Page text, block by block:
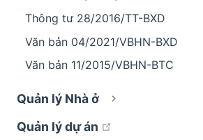
Thông tư 28/2016/TT-BXD
Văn bản 04/2021/VBHN-BXD
Văn bản 11/2015/VBHN-BTC
Quản lý Nhà ở
Quản lý dự án